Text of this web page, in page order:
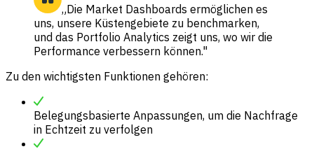
„Die Market Dashboards ermöglichen es
uns, unsere Küstengebiete zu benchmarken,
und das Portfolio Analytics zeigt uns, wo wir die
Performance verbessern können."
Zu den wichtigsten Funktionen gehören:
Belegungsbasierte Anpassungen, um die Nachfrage
in Echtzeit zu verfolgen